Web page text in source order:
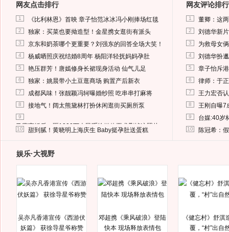
网友点击排行
1 《比利林恩》首映 章子怡范冰冰冯小刚捧场红毯
2 独家：买菜也要拗造型！金星携女逛街有派头
3 京东和奶茶哪个更重要？刘强东的回答全场大笑！
4 杨威晒照庆祝结婚8周年 杨阳洋轻抚妈妈孕肚
5 艳压群芳！唐嫣修身长裙现身活动 仙气儿足
6 独家：姚晨带小土豆逛商场 购置产后新衣
7 成都风味！张靓颖冯轲曝婚纱照 吃串串打麻将
8 接地气！阔太熊黛林打扮休闲逛街买厕所泵
9
马蓉离婚后，砸1000万人民币给媒体要求删掉这照片
10 甜到腻！黄晓明上海庆生 Baby挺孕肚送蛋糕
网友评论排行
1 董卿：这
2 刘德华新
3 为救母女
4 刘德华扮
5 章子怡斥
6 律师：于
7 王力宏否
8 王刚自曝7
9 台媒:40岁
10 陈冠希：
娱乐·大视野
吴亦凡香港宣传《西游伏
妖篇》 获徐导星爷称赞
邓超携《乘风破浪》登陆
快本 现场释放表情包
《健忘村》舒淇
覆，“村”出自